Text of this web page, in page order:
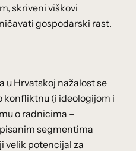
skriveni viškovi
gospodarski rast.
u Hrvatskoj nažalost se
konfliktnu (i ideologijom i
o radnicima –
segmentima
velik potencijal za